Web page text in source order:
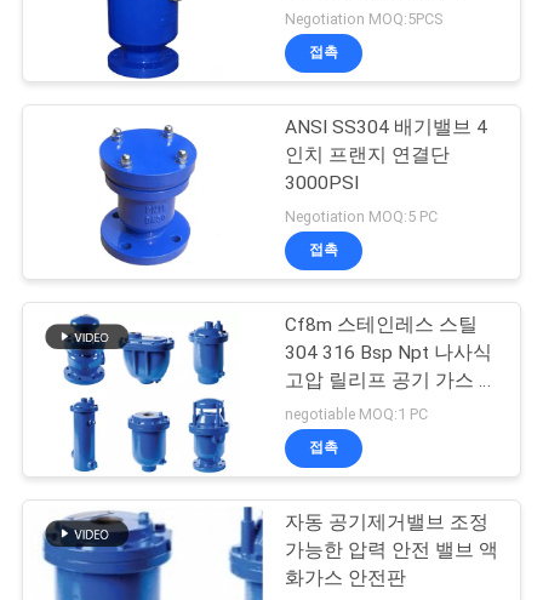
Negotiation MOQ:5PCS
접촉
ANSI SS304 배기밸브 4
인치 프랜지 연결단
3000PSI
Negotiation MOQ:5 PC
접촉
Cf8m 스테인레스 스틸
304 316 Bsp Npt 나사식
고압 릴리프 공기 가스 증
기 물 안전 밸브
negotiable MOQ:1 PC
접촉
자동 공기제거밸브 조정
가능한 압력 안전 밸브 액
화가스 안전판